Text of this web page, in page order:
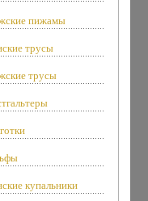
пижамы
трусы
трусы
купальники